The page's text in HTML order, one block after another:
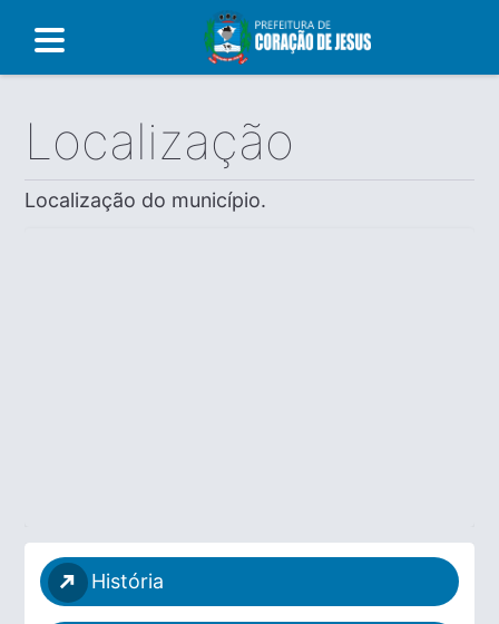
Localização
Localização do município.
arrow_right_alt História